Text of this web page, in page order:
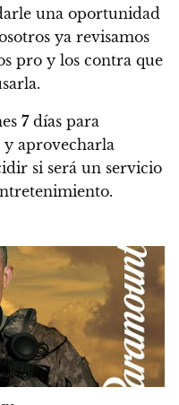
una oportunidad
ya revisamos
pro y los contra que
7días para
y aprovecharla
si será un servicio